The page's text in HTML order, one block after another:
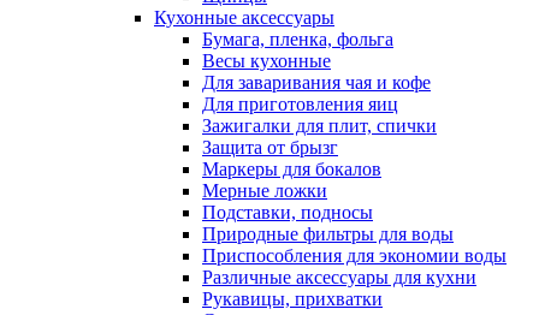
Кухонные аксессуары
Бумага, пленка, фольга
Весы кухонные
Для заваривания чая и кофе
Для приготовления яиц
Зажигалки для плит, спички
Защита от брызг
Маркеры для бокалов
Мерные ложки
Подставки, подносы
Природные фильтры для воды
Приспособления для экономии воды
Различные аксессуары для кухни
Рукавицы, прихватки